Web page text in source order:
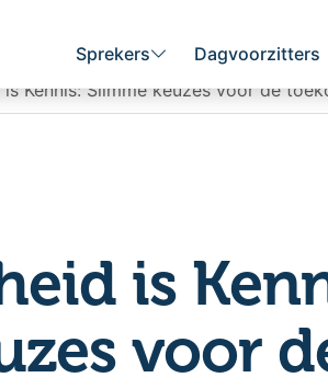
Sprekers Dagvoorzitters
Kennis: Slimme keuzes voor de
is
voor